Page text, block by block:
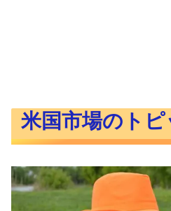
米国市場のトピ